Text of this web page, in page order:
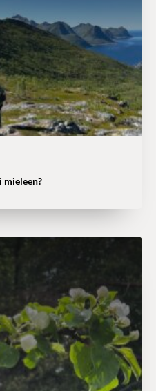
mieleen?